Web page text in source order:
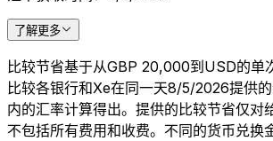
了解更多
比较节省基于从GBP 20,000到USD的单
比较各银行和Xe在同一天8/5/2026提供
内的汇率计算得出。提供的比较节省仅对
不包括所有费用和收费。不同的货币兑换